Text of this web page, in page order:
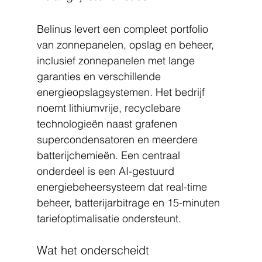
Belinus levert een compleet portfolio
van zonnepanelen, opslag en beheer,
inclusief zonnepanelen met lange
garanties en verschillende
energieopslagsystemen. Het bedrijf
noemt lithiumvrije, recyclebare
technologieën naast grafenen
supercondensatoren en meerdere
batterijchemieën. Een centraal
onderdeel is een AI-gestuurd
energiebeheersysteem dat real-time
beheer, batterijarbitrage en 15-minuten
tariefoptimalisatie ondersteunt.
Wat het onderscheidt